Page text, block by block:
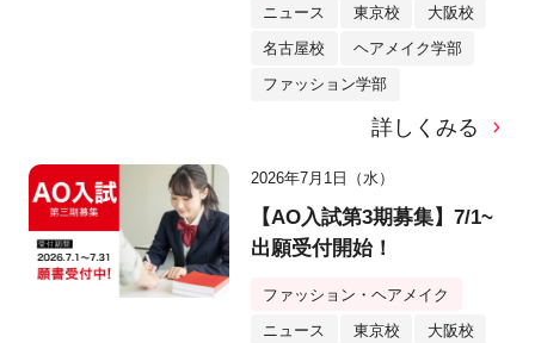
ニュース 東京校 大阪校
名古屋校 ヘアメイク学部
ファッション学部
詳しくみる
2026年7月1日（水）
【AO入試第3期募集】7/1~
出願受付開始！
ファッション・ヘアメイク
ニュース 東京校 大阪校